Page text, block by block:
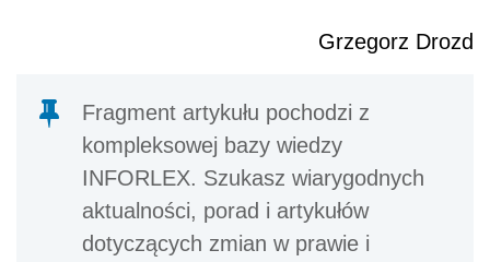
Grzegorz Drozd
Fragment artykułu pochodzi z
kompleksowej bazy wiedzy
INFORLEX. Szukasz wiarygodnych
aktualności, porad i artykułów
dotyczących zmian w prawie i